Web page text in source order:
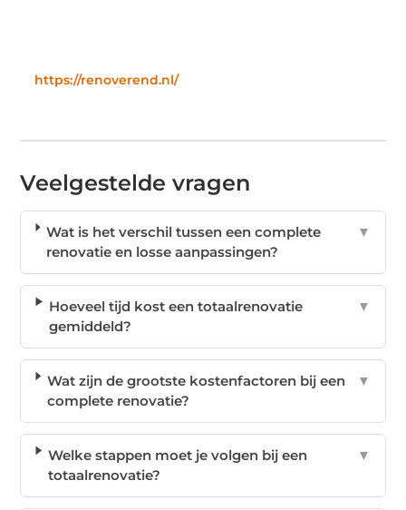
https://renoverend.nl/
Veelgestelde vragen
Wat is het verschil tussen een complete
renovatie en losse aanpassingen?
▼
Hoeveel tijd kost een totaalrenovatie
gemiddeld?
▼
Wat zijn de grootste kostenfactoren bij een
complete renovatie?
▼
Welke stappen moet je volgen bij een
totaalrenovatie?
▼